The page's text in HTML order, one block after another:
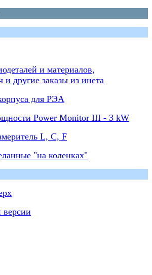
и материалов,
другие заказы из инета
для РЭА
Power Monitor III - 3 kW
L, C, F
"на коленках"